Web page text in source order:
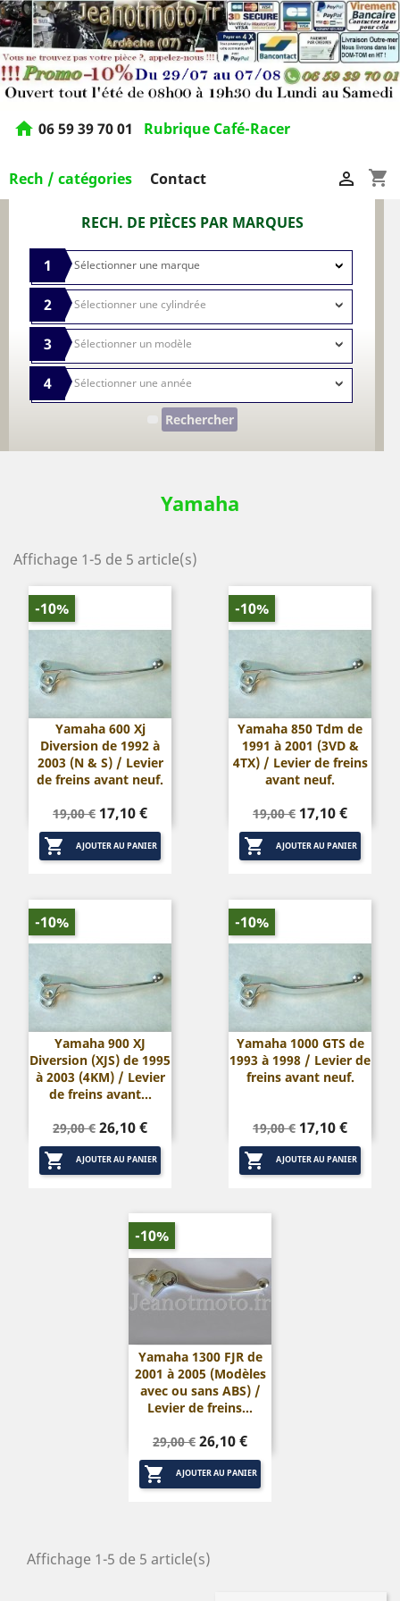
home 06 59 39 70 01 Rubrique Café-Racer
Rech / catégories Contact shopping_cart

RECH. DE PIÈCES PAR MARQUES
1
2
3
4
Rechercher
Yamaha
Affichage 1-5 de 5 article(s)
Yamaha 600 Xj
Diversion de 1992 à
2003 (N & S) / Levier
de freins avant neuf.
Prix
de
base
19,00 € Prix
17,10 €
 AJOUTER AU PANIER
-10%
Yamaha 850 Tdm de
1991 à 2001 (3VD &
4TX) / Levier de freins
avant neuf.
Prix
de
base
19,00 € Prix
17,10 €
 AJOUTER AU PANIER
-10%
Yamaha 900 XJ
Diversion (XJS) de 1995
à 2003 (4KM) / Levier
de freins avant...
Prix
de
base
29,00 € Prix
26,10 €
 AJOUTER AU PANIER
-10%
Yamaha 1000 GTS de
1993 à 1998 / Levier de
freins avant neuf.
Prix
de
base
19,00 € Prix
17,10 €
 AJOUTER AU PANIER
-10%
Yamaha 1300 FJR de
2001 à 2005 (Modèles
avec ou sans ABS) /
Levier de freins...
Prix
de
base
29,00 € Prix
26,10 €
 AJOUTER AU PANIER
-10%
Affichage 1-5 de 5 article(s)